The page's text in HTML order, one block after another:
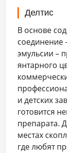
Делтис
В основе
соединение
эмульсии –
янтарного
и детских
готовится
препарата.
местах
где любят